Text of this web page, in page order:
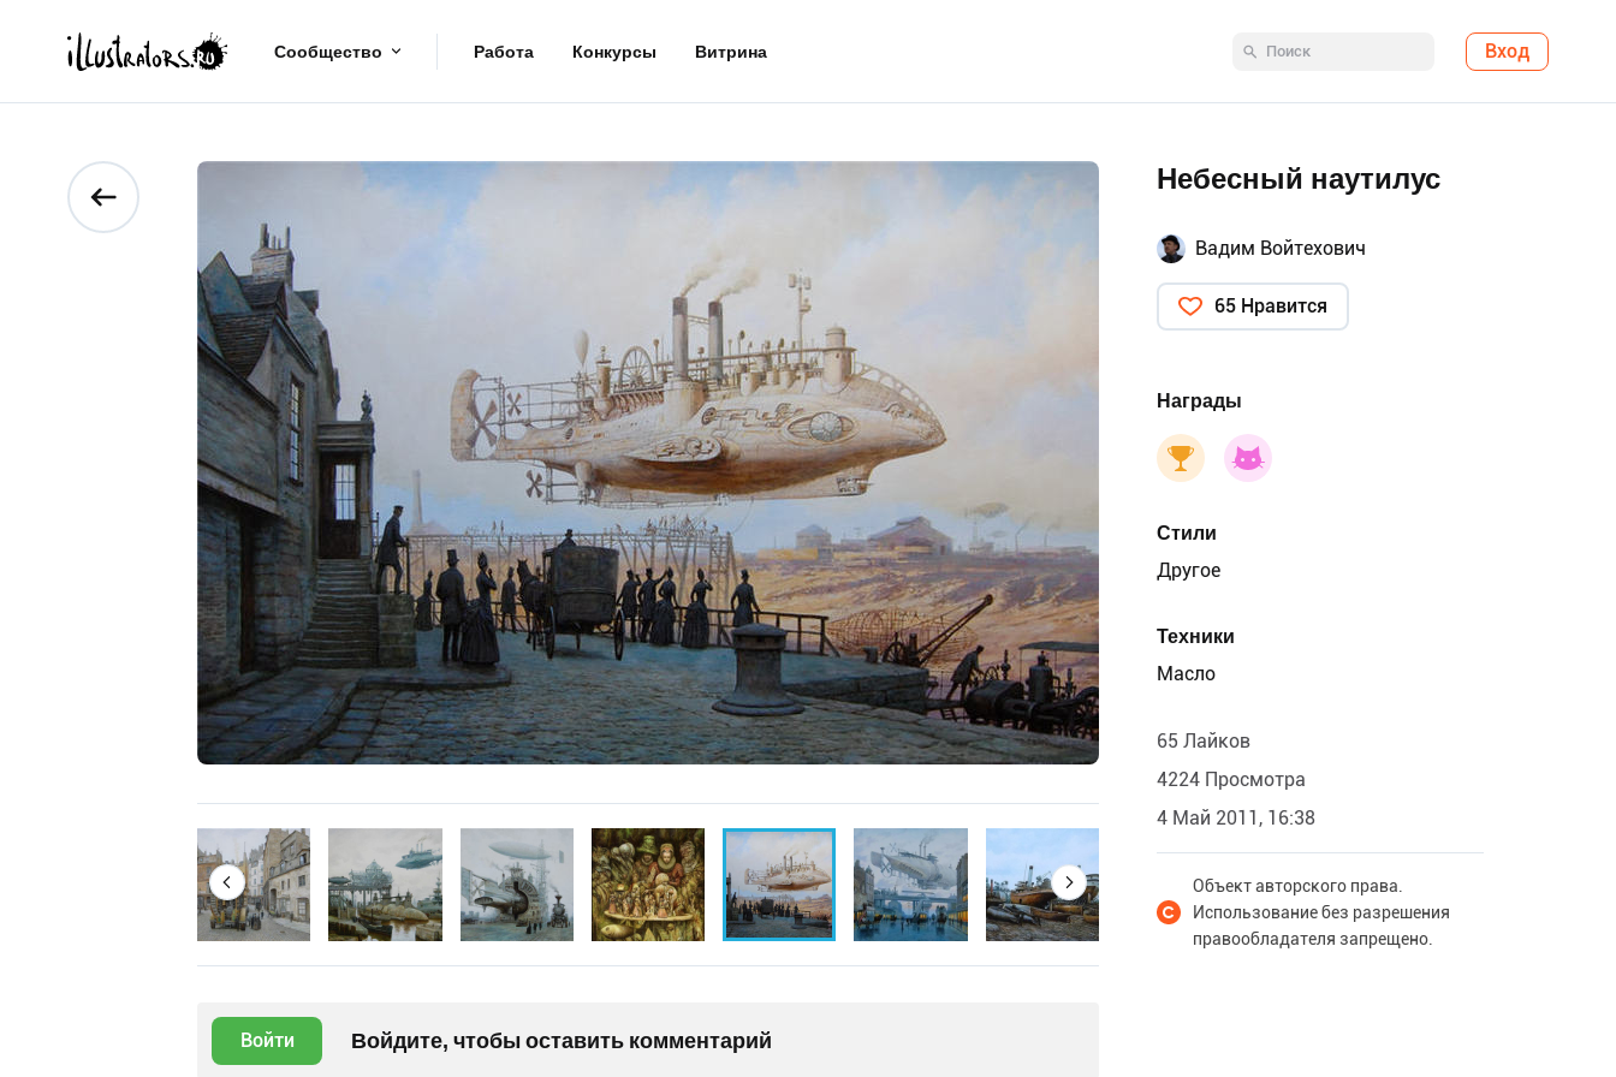
Сообщество Работа Конкурсы Витрина Вход
Войти Войдите, чтобы оставить комментарий
Небесный наутилус
Вадим Войтехович
65 Нравится
Награды
Стили
Другое
Техники
Масло
65 Лайков
4224 Просмотра
4 Май 2011, 16:38
Объект авторского права.
Использование без разрешения
правообладателя запрещено.